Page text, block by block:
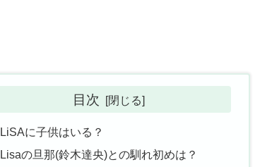
目次
LiSAに子供はいる？
Lisaの旦那(鈴木達央)との馴れ初めは？